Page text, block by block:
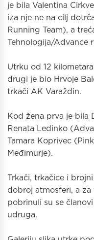
je bila Valentina
iza nje ne na cilj
Running Team), a
Tehnologija/Advance
Utrku od 12
drugi je bio Hrvoje
trkači AK Varaždin.
Kod žena prva je bila
Renata Ledinko
Tamara Koprivec
Međimurje).
Trkači, trkačice i
dobroj atmosferi, a
pobrinuli su se
udruga.